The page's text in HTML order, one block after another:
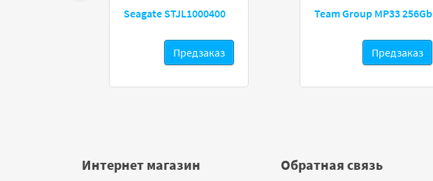
Seagate STJL1000400
Предзаказ
Team Group MP33 256Gb
Предзаказ
Интернет магазин Обратная связь